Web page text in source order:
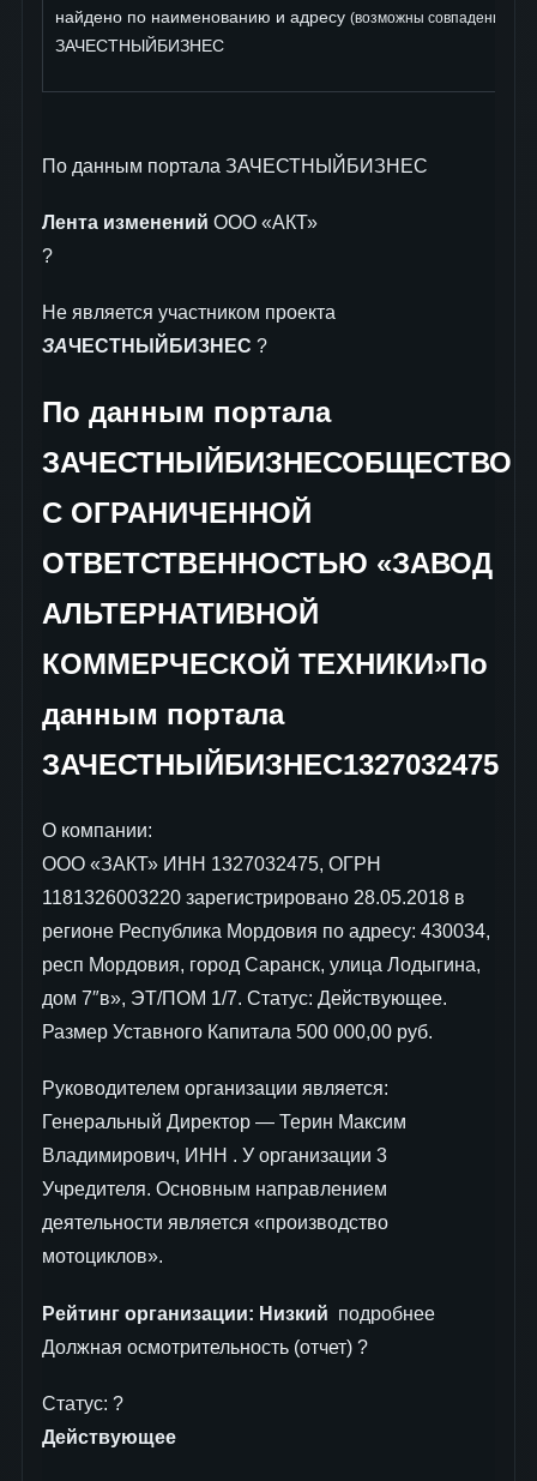
найдено по наименованию и адресу (возможны совпадения)
ЗАЧЕСТНЫЙБИЗНЕС
По данным портала ЗАЧЕСТНЫЙБИЗНЕС
Лента изменений ООО «АКТ»
?
Не является участником проекта
ЗАЧЕСТНЫЙБИЗНЕС ?
По данным портала
ЗАЧЕСТНЫЙБИЗНЕСОБЩЕСТВО
С ОГРАНИЧЕННОЙ
ОТВЕТСТВЕННОСТЬЮ «ЗАВОД
АЛЬТЕРНАТИВНОЙ
КОММЕРЧЕСКОЙ ТЕХНИКИ»По
данным портала
ЗАЧЕСТНЫЙБИЗНЕС1327032475
О компании:
ООО «ЗАКТ» ИНН 1327032475, ОГРН
1181326003220 зарегистрировано 28.05.2018 в
регионе Республика Мордовия по адресу: 430034,
респ Мордовия, город Саранск, улица Лодыгина,
дом 7″в», ЭТ/ПОМ 1/7. Статус: Действующее.
Размер Уставного Капитала 500 000,00 руб.
Руководителем организации является:
Генеральный Директор — Терин Максим
Владимирович, ИНН . У организации 3
Учредителя. Основным направлением
деятельности является «производство
мотоциклов».
Рейтинг организации: Низкий подробнее
Должная осмотрительность (отчет) ?
Статус: ?
Действующее